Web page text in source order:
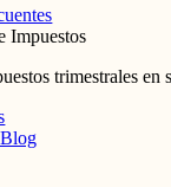
Impuestos
trimestrales en
Blog